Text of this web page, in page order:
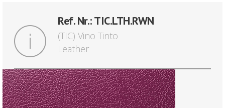
Ref. Nr.: TIC.LTH.RWN
(TIC) Vino Tinto
Leather